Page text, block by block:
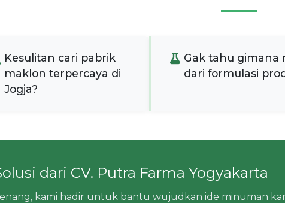
Kesulitan cari pabrik
maklon terpercaya di
Jogja?
Gak tahu gimana
dari formulasi
dari CV. Putra Farma Yogyakarta
kami hadir untuk bantu wujudkan ide minuman